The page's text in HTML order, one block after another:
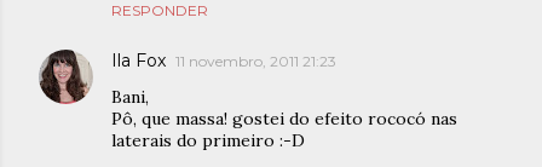
RESPONDER
Ila Fox 11 novembro, 2011 21:23
Bani,
Pô, que massa! gostei do efeito rococó nas
laterais do primeiro :-D